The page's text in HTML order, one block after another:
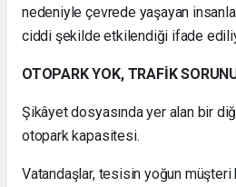
nedeniyle çevrede yaşayan
ciddi şekilde etkilendiği ifade
OTOPARK YOK, TRAFİK
Şikâyet dosyasında yer alan bir
otopark kapasitesi.
Vatandaşlar, tesisin yoğun